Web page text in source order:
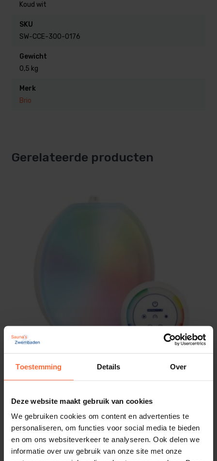
Toestemming Details Over
Deze website maakt gebruik van cookies
We gebruiken cookies om content en advertenties te
personaliseren, om functies voor social media te bieden
en om ons websiteverkeer te analyseren. Ook delen we
informatie over uw gebruik van onze site met onze
Let op: Het betreft alleen de verlichting. De
wanddoorvoer
Koud wit
SKU
SW-CCE-300-0176
Gewicht
0,5 kg
Merk
Brio
Gerelateerde producten
2 x LumiPlus Flexi Plug & Play RGB Set +
Kleur verlichting: RGB
679,95 Op voorraad